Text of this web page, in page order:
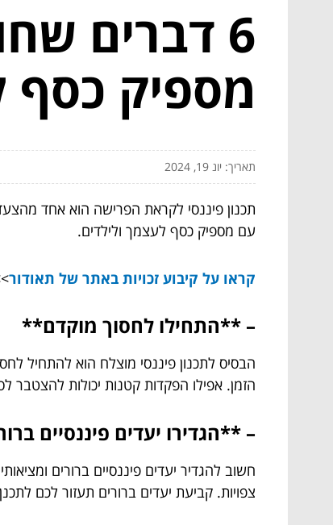
6 דברים
מספיק כסף
תאריך: יונ 19, 2024
תכנון פיננסי לקראת הפרישה הוא אחד
עם מספיק כסף לעצמך ולילדים.
קראו על קיבוע זכויות באתר של תאודור
– **התחילו לחסוך מוקדם**
הבסיס לתכנון פיננסי מוצלח הוא להתחיל
הזמן. אפילו הפקדות קטנות יכולות להצטבר
– **הגדירו יעדים פיננסיים
חשוב להגדיר יעדים פיננסיים ברורים
צפויות. קביעת יעדים ברורים תעזור לכם